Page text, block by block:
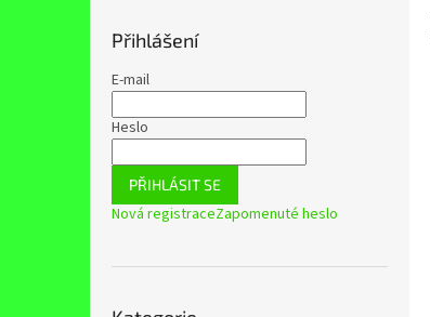
Přihlášení
E-mail
Heslo
PŘIHLÁSIT SE
Nová registraceZapomenuté heslo